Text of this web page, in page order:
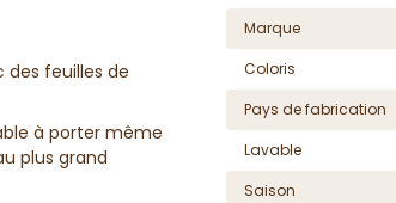
des feuilles de
à porter même
plus grand
Marque
Coloris
Pays de fabrication
Lavable
Saison